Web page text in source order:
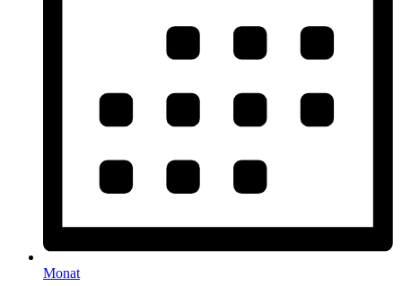
Monat